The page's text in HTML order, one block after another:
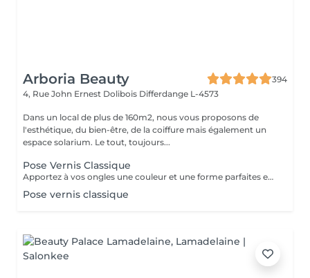
Arboria Beauty
394
4, Rue John Ernest Dolibois Differdange L-4573
Dans un local de plus de 160m2, nous vous proposons de
l'esthétique, du bien-être, de la coiffure mais également un
espace solarium. Le tout, toujours...
Pose Vernis Classique
Apportez à vos ongles une couleur et une forme parfaites en un temps record.
Pose vernis classique